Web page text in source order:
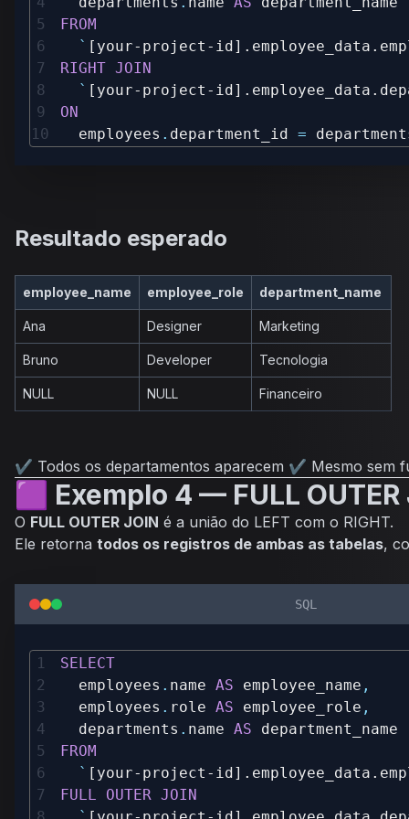
FROM
` [your-project-
RIGHT JOIN
` [your-project-
ON
  employees
. department_id =
Resultado esperado
employee_name employee_role department_name
Ana Designer Marketing
Bruno Developer Tecnologia
NULL NULL Financeiro
✔ Todos os departamentos aparecem ✔ Mesmo sem
🟪 Exemplo 4 — FULL OUTER
O FULL OUTER JOIN é a união do LEFT com o RIGHT.
Ele retorna todos os registros de ambas as tabelas,
SQL
SELECT
  employees
. name AS employee_name ,
  employees
. role AS employee_role ,
  departments
. name AS
FROM
` [your-project-
FULL
OUTER JOIN